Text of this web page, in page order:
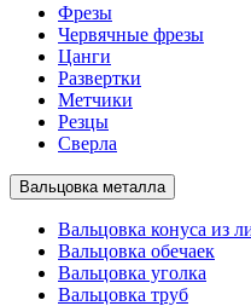
Фрезы
Червячные фрезы
Цанги
Развертки
Метчики
Резцы
Сверла
Вальцовка металла
Вальцовка конуса из
Вальцовка обечаек
Вальцовка уголка
Вальцовка труб